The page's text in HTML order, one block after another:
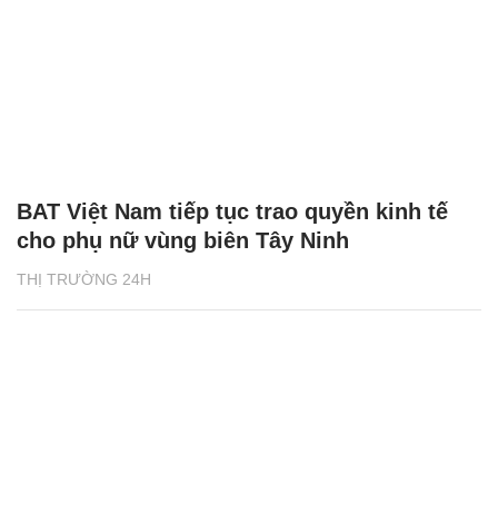
THỊ TRƯỜNG 24H
BAT Việt Nam tiếp tục trao quyền kinh tế
cho phụ nữ vùng biên Tây Ninh